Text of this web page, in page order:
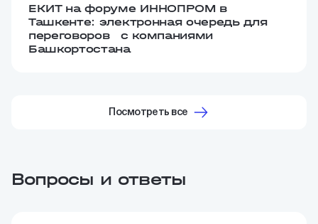
ЕКИТ на форуме ИННОПРОМ в
Ташкенте: электронная очередь для
переговоров с компаниями
Башкортостана
Посмотреть все
Вопросы и ответы